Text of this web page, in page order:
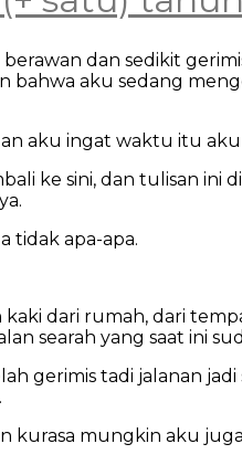
dan sedikit
bahwa aku sedang
aku ingat waktu itu
ke sini, dan tulisan ini
tidak apa-apa.
dari rumah, dari
searah yang saat ini
gerimis tadi jalanan
kurasa mungkin aku